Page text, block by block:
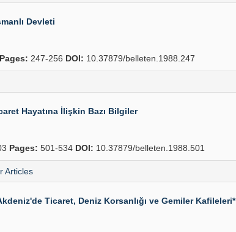
Devleti
Pages: 247-256 DOI: 10.37879/belleten.1988.247
Hayatına İlişkin Bazı Bilgiler
Pages: 501-534 DOI: 10.37879/belleten.1988.501
Articles
Ticaret, Deniz Korsanlığı ve Gemiler Kafileleri*